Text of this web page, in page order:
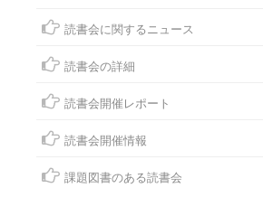
読書会に関するニュース
読書会の詳細
読書会開催レポート
読書会開催情報
課題図書のある読書会